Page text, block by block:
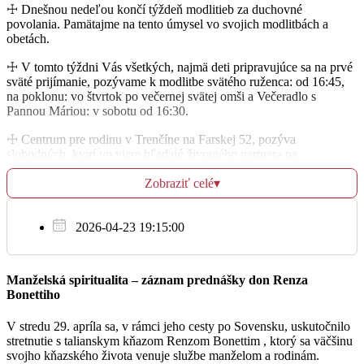
St
24.4.
06:15
† rodičia: Anton a Gizela
KAPLNKA Najsvätejšej Trojice
17:30
† Ján a Anna Žilkovi a starí rodičia z oboch strán
FARSKÝ KOSTOL Všetkých svätých
06:15
† manžel: Jozef
KAPLNKA Najsvätejšej Trojice
17:30
† manželka a BP pre rodinu Krajčiovu
☩ Dnešnou nedeľou končí týždeň modlitieb za duchovné
povolania. Pamätajme na tento úmysel vo svojich modlitbách a
obetách.
☩ V tomto týždni Vás všetkých, najmä deti pripravujúce sa na prvé
sväté prijímanie, pozývame k modlitbe svätého ruženca: od 16:45,
na poklonu: vo štvrtok po večernej svätej omši a Večeradlo s
Pannou Máriou: v sobotu od 16:30.
☩ Centrum pre rodinu v Trenčíne na Farskej 52, pozýva
slobodných, ktorí vo viere hľadajú životného partnera na
zoznamovací večer, ktorý sa bude konať: 24. IV. o 18:00. Viac
informácií nájdete na stránke: katRande.org.
pietnu spomienku na nespravodlivo väznených komunistickým
Svätú liturgiu bude sláviť vladyka Milan Lach, SJ, pomocný biskup
diecézy Mons. Tomáša Galisa.
sobota Ilavského dekanátu, na ktorú chceme srdečne pozvať nielen
mariánskych ctiteľov, ale všetkých veriacich, miništrantov, mladých
a deti. V túto sobotu ranná svätá omša v našej farnosti nebude.
Zobraziť celé▾
2026-04-23 19:15:00
Manželská spiritualita – záznam prednášky don Renza
Bonettiho
V stredu 29. apríla sa, v rámci jeho cesty po Sovensku, uskutočnilo
stretnutie s talianskym kňazom Renzom Bonettim , ktorý sa väčšinu
svojho kňazského života venuje službe manželom a rodinám.